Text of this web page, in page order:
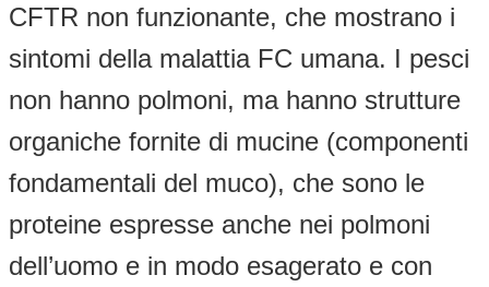
CFTR non funzionante, che mostrano i
sintomi della malattia FC umana. I pesci
non hanno polmoni, ma hanno strutture
organiche fornite di mucine (componenti
fondamentali del muco), che sono le
proteine espresse anche nei polmoni
dell’uomo e in modo esagerato e con